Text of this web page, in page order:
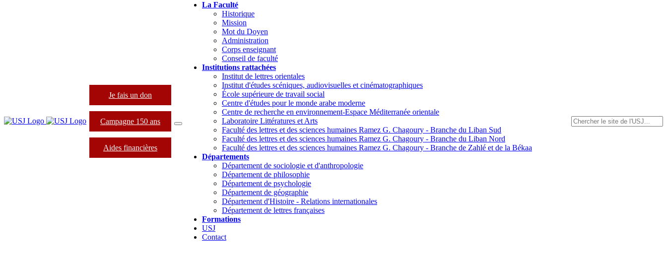
Je fais un don
Campagne 150 ans
Aides financières
La Faculté
Historique
Mission
Mot du Doyen
Administration
Corps enseignant
Conseil de faculté
Institutions rattachées
Institut de lettres orientales
Institut d'études scéniques, audiovisuelles et cinématographiques
École supérieure de travail social
Centre d'études pour le monde arabe moderne
Centre de recherche en environnement-Espace Méditerranée orientale
Laboratoire Littératures et Arts
Faculté des lettres et des sciences humaines Ramez G. Chagoury - Branche du Liban Sud
Faculté des lettres et des sciences humaines Ramez G. Chagoury - Branche du Liban Nord
Faculté des lettres et des sciences humaines Ramez G. Chagoury - Branche de Zahlé et de la Békaa
Départements
Département de sociologie et d'anthropologie
Département de philosophie
Département de psychologie
Département de géographie
Département d'Histoire - Relations internationales
Département de lettres françaises
Formations
USJ
Contact